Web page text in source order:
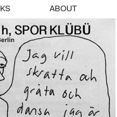
ABOUT